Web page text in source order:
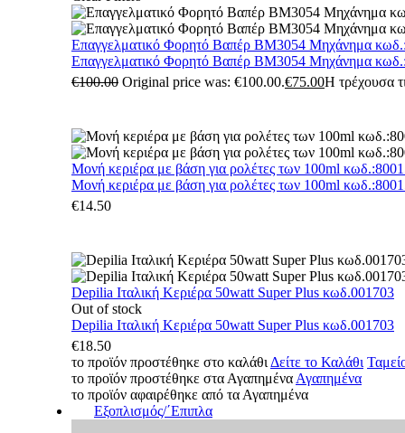
Επαγγελματικό Φορητό Βαπέρ BM3054 Μηχάνημα
Επαγγελματικό Φορητό Βαπέρ BM3054 Μηχάνημα
€100.00 Original price was: €100.00.€75.00Η τρέχουσα
Μονή κεριέρα με βάση για ρολέτες των 100ml
Μονή κεριέρα με βάση για ρολέτες των 100ml
€14.50
Depilia Ιταλική Κεριέρα 50watt Super Plus κωδ.001703
Out of stock
Depilia Ιταλική Κεριέρα 50watt Super Plus κωδ.001703
€18.50
το προϊόν προστέθηκε στο καλάθι Δείτε το Καλάθι
το προϊόν προστέθηκε στα Αγαπημένα Αγαπημένα
το προϊόν αφαιρέθηκε από τα Αγαπημένα
Εξοπλισμός/΄Επιπλα